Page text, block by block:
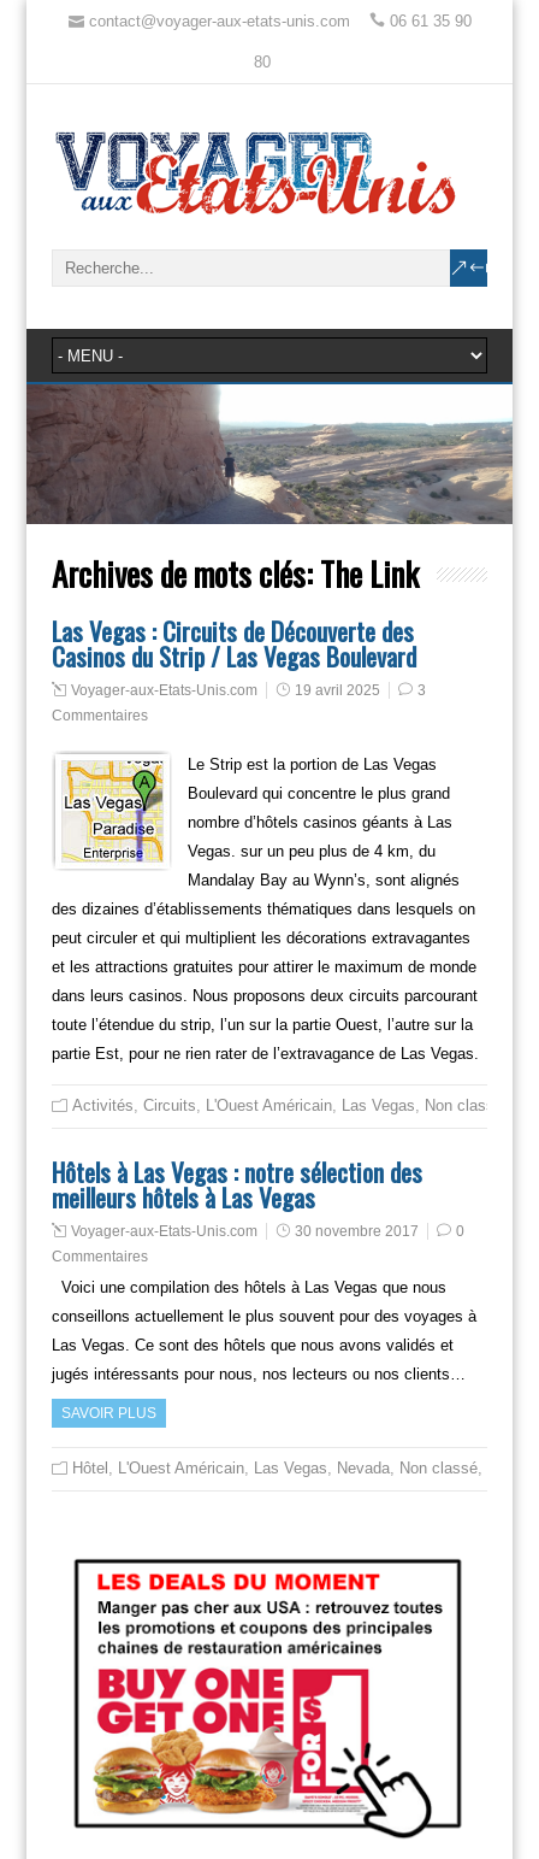
contact@voyager-aux-etats-unis.com 06 61 35 90
80
Archives de mots clés:The Link
Las Vegas : Circuits de Découverte des
Casinos du Strip / Las Vegas Boulevard
Voyager-aux-Etats-Unis.com 19 avril 2025
3
Commentaires
Le Strip est la portion de Las Vegas
Boulevard qui concentre le plus grand
nombre d’hôtels casinos géants à Las
Vegas. sur un peu plus de 4 km, du
Mandalay Bay au Wynn’s, sont alignés
des dizaines d’établissements thématiques dans lesquels on
peut circuler et qui multiplient les décorations extravagantes
et les attractions gratuites pour attirer le maximum de monde
dans leurs casinos. Nous proposons deux circuits parcourant
toute l’étendue du strip, l’un sur la partie Ouest, l’autre sur la
partie Est, pour ne rien rater de l’extravagance de Las Vegas.
Activités Circuits L'Ouest Américain, Las Vegas Non classé
Hôtels à Las Vegas : notre sélection des
meilleurs hôtels à Las Vegas
Voyager-aux-Etats-Unis.com 30 novembre 2017
0
Commentaires
Voici une compilation des hôtels à Las Vegas que nous
conseillons actuellement le plus souvent pour des voyages à
Las Vegas. Ce sont des hôtels que nous avons validés et
jugés intéressants pour nous, nos lecteurs ou nos clients…
SAVOIR PLUS
Hôtel L'Ouest Américain, Las Vegas Nevada, Non classé,